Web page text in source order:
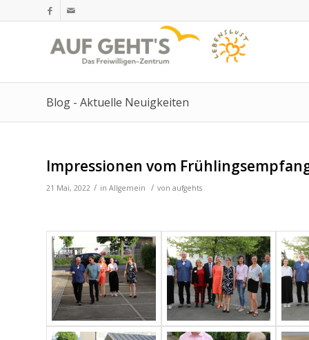
Blog - Aktuelle Neuigkeiten
Impressionen vom
21 Mai, 2022 / in Allgemein / von aufgehts